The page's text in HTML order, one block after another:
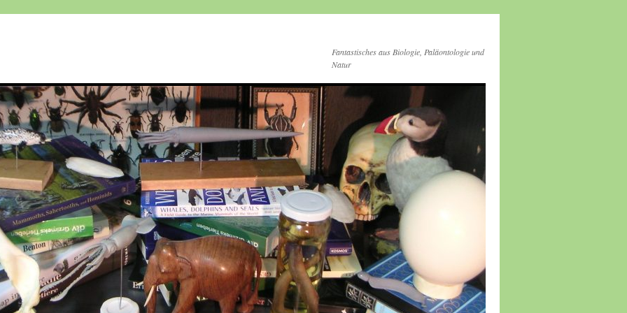
Fantastisches aus Biologie, Paläontologie und
Natur